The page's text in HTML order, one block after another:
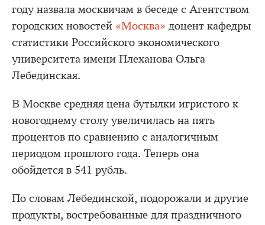
году назвала москвичам в беседе с Агентством
городских новостей «Москва» доцент кафедры
статистики Российского экономического
университета имени Плеханова Ольга
Лебединская.
В Москве средняя цена бутылки игристого к
новогоднему столу увеличилась на пять
процентов по сравнению с аналогичным
периодом прошлого года. Теперь она
обойдется в 541 рубль.
По словам Лебединской, подорожали и другие
продукты, востребованные для праздничного